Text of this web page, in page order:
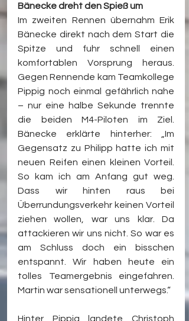
Bänecke dreht den Spieß um
Im zweiten Rennen übernahm Erik
Bänecke direkt nach dem Start die
Spitze und fuhr schnell einen
komfortablen Vorsprung heraus.
Gegen Rennende kam Teamkollege
Pippig noch einmal gefährlich nahe
– nur eine halbe Sekunde trennte
die beiden M4-Piloten im Ziel.
Bänecke erklärte hinterher: „Im
Gegensatz zu Philipp hatte ich mit
neuen Reifen einen kleinen Vorteil.
So kam ich am Anfang gut weg.
Dass wir hinten raus bei
Überrundungsverkehr keinen Vorteil
ziehen wollen, war uns klar. Da
attackieren wir uns nicht. So war es
am Schluss doch ein bisschen
entspannt. Wir haben heute ein
tolles Teamergebnis eingefahren.
Martin war sensationell unterwegs.“
Hinter Pippig landete Christoph